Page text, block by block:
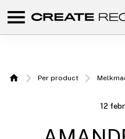
Create
Recepten
met uw
Comunidad
con
tus
Home
Per product
12